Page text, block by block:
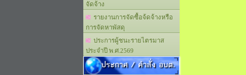
จัดจ้าง
รายงานการจัดซื้อจ้ดจ้างหรือ
การจัดหาพัสดุ
ประการผู้ชนะรายไตรมาส
ประจำปี พ.ศ.2569
ประกาศ / คำสั่ง อบต.